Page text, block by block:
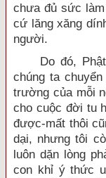
chưa đủ sức
cứ lăng xăng
người.
Do đó, Phật
chúng ta
trường của mỗi
cho cuộc đời tu
được-mất thôi
dại, nhưng tôi
luôn dặn lòng
con khỉ ý thức